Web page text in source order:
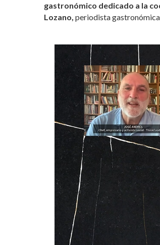
gastronómico dedicado a la
Lozano, periodista